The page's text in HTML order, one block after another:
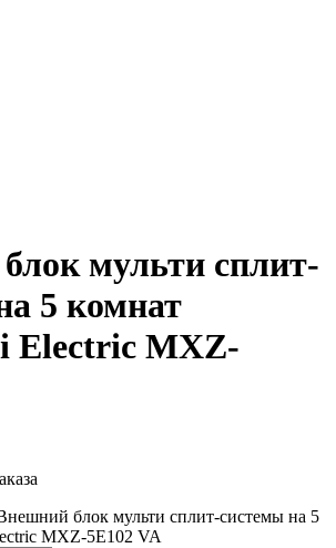
мульти сплит-
5 комнат
Electric MXZ-
блок мульти сплит-системы на 5
MXZ-5Е102 VA